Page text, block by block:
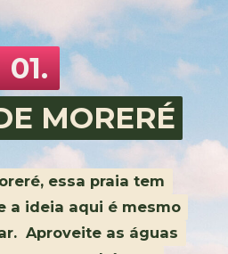
MORERÉ
MORERÉ
essa praia tem
a ideia aqui é mesmo
Aproveite as águas
essa praia tem
a ideia aqui é mesmo
Aproveite as águas
01.